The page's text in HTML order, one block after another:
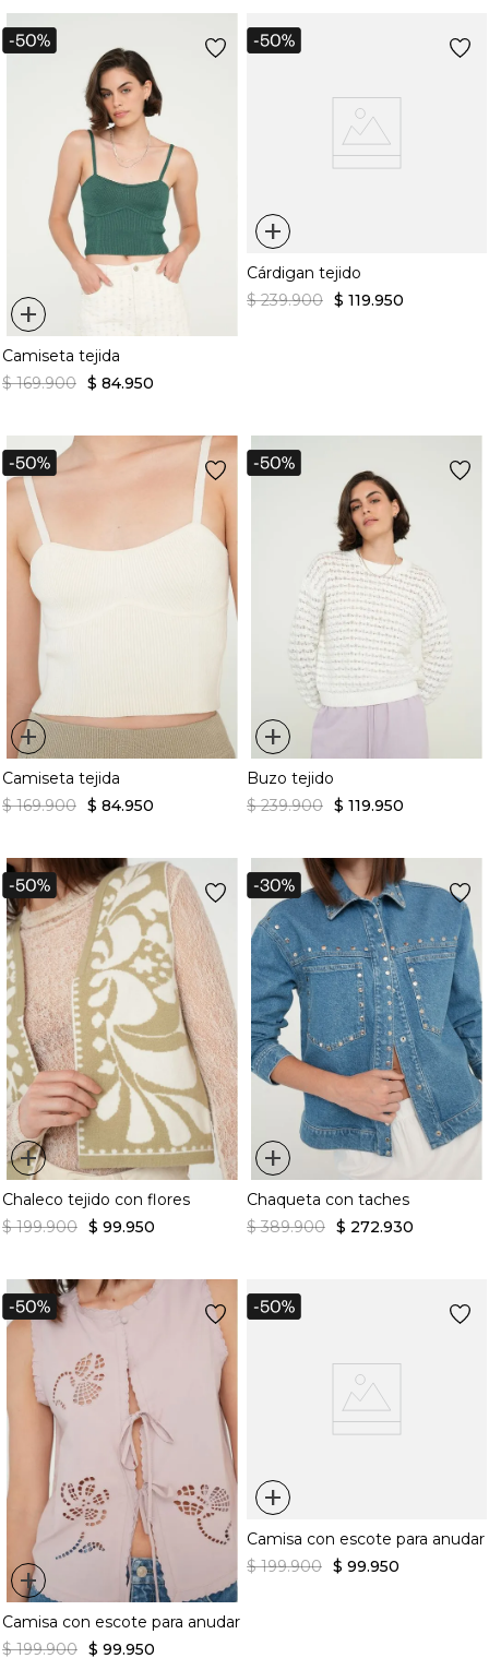
+
Camiseta tejida
$ 169.900 $ 84.950
+
Cárdigan tejido
$ 239.900 $ 119.950
+
Camiseta tejida
$ 169.900 $ 84.950
+
Buzo tejido
$ 239.900 $ 119.950
+
Chaleco tejido con flores
$ 199.900 $ 99.950
+
Chaqueta con taches
$ 389.900 $ 272.930
+
Camisa con escote para anudar
$ 199.900 $ 99.950
+
Camisa con escote para anudar
$ 199.900 $ 99.950